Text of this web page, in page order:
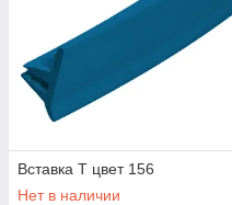
Мы
Вставка Т цвет 156
Нет в наличии